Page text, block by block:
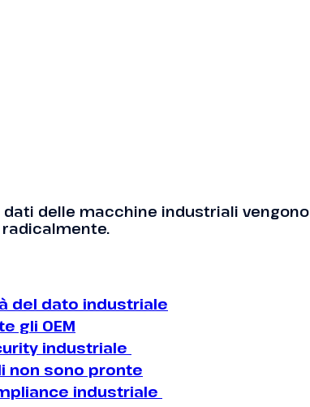
delle macchine industriali vengono
del dato industriale
gli OEM
industriale
non sono pronte
industriale